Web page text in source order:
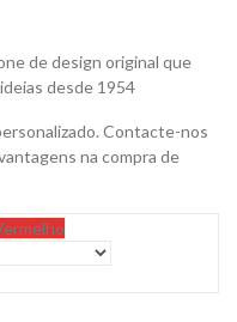
de design original que
desde 1954
Contacte-nos
na compra de